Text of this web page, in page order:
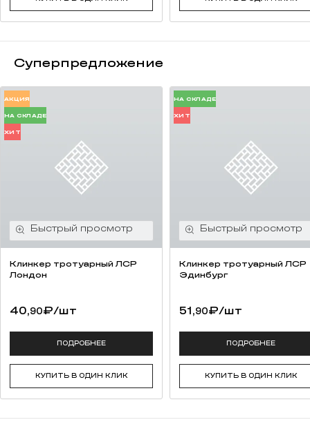
Суперпредложение
АКЦИЯ
НА СКЛАДЕ
ХИТ
Клинкер тротуарный ЛСР
Лондон
40,90₽/шт
ПОДРОБНЕЕ
КУПИТЬ В ОДИН КЛИК
НА СКЛАДЕ
ХИТ
Клинкер тротуарный ЛСР
Эдинбург
51,90₽/шт
ПОДРОБНЕЕ
КУПИТЬ В ОДИН КЛИК